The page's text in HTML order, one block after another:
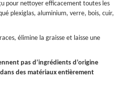
pour nettoyer efficacement toutes les
plexiglas, aluminium, verre, bois, cuir,
élimine la graisse et laisse une
pas d’ingrédients d’origine
des matériaux entièrement